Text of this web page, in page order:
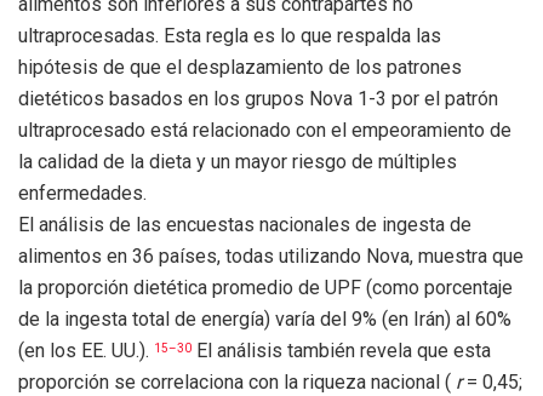
ultraprocesadas. Esta regla es lo que respalda las
hipótesis de que el desplazamiento de los patrones
dietéticos basados ​​en los grupos Nova 1-3 por el patrón
ultraprocesado está relacionado con el empeoramiento de
la calidad de la dieta y un mayor riesgo de múltiples
enfermedades.
El análisis de las encuestas nacionales de ingesta de
alimentos en 36 países, todas utilizando Nova, muestra que
la proporción dietética promedio de UPF (como porcentaje
de la ingesta total de energía) varía del 9% (en Irán) al 60%
(en los EE. UU.). 15–30 El análisis también revela que esta
proporción se correlaciona con la riqueza nacional ( r= 0,45;